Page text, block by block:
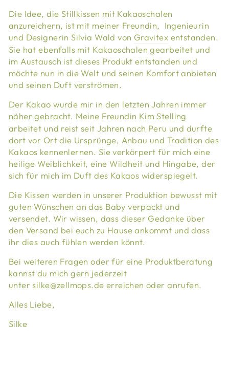
Die Idee, die Stillkissen mit Kakaoschalen
anzureichern, ist mit meiner Freundin, Ingenieurin
und Designerin Silvia Wald von Gravitex entstanden.
Sie hat ebenfalls mit Kakaoschalen gearbeitet und
im Austausch ist dieses Produkt entstanden und
möchte nun in die Welt und seinen Komfort anbieten
und seinen Duft verströmen.
Der Kakao wurde mir in den letzten Jahren immer
näher gebracht. Meine Freundin Kim Stelling
arbeitet und reist seit Jahren nach Peru und durfte
dort vor Ort die Ursprünge, Anbau und Tradition des
Kakaos kennenlernen. Sie verkörpert für mich eine
heilige Weiblichkeit, eine Wildheit und Hingabe, der
sich für mich im Duft des Kakaos widerspiegelt.
Die Kissen werden in unserer Produktion bewusst mit
guten Wünschen an das Baby verpackt und
versendet. Wir wissen, dass dieser Gedanke über
den Versand bei euch zu Hause ankommt und dass
ihr dies auch fühlen werden könnt.
Bei weiteren Fragen oder für eine Produktberatung
kannst du mich gern jederzeit
unter silke@zellmops.de erreichen oder anrufen.
Alles Liebe,
Silke